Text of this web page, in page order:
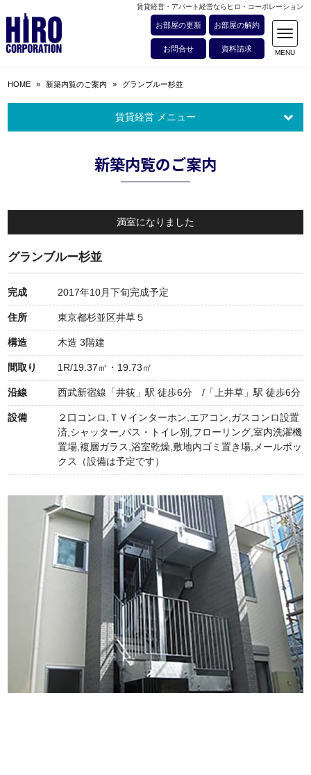
賃貸経営・アパート経営ならヒロ・コーポレーション
お部屋の更新 お部屋の解約
お問合せ 資料請求
HOME » 新築内覧のご案内 » グランブルー杉並
賃貸経営 メニュー
新築内覧のご案内
満室になりました
グランブルー杉並
完成 2017年10月下旬完成予定
住所 東京都杉並区井草５
構造 木造 3階建
間取り 1R/19.37㎡・19.73㎡
沿線 西武新宿線「井荻」駅 徒歩6分 /「上井草」駅 徒歩6分
設備
２口コンロ,ＴＶインターホン,エアコン,ガスコンロ設置
済,シャッター,バス・トイレ別,フローリング,室内洗濯機
置場,複層ガラス,浴室乾燥,敷地内ゴミ置き場,メールボッ
クス（設備は予定です）